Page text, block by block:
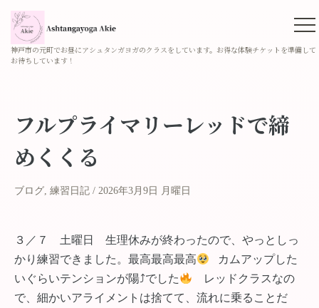
神戸市の元町でお昼にアシュタンガヨガのクラスをしています。お得な体験チケットを準備して
お待ちしています！
フルプライマリーレッドで締
めくくる
ブログ, 練習日記 2026年3月9日 月曜日
３／７ 土曜日 生理休みが終わったので、やっとしっ
かり練習できました。最高最高最高
カムアップした
いぐらいテンションが陽⤴︎でした
レッドクラスなの
で、細かいアライメントは捨てて、流れに乗ることだ